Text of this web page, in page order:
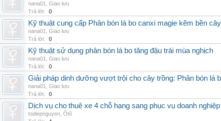
nana01
Giao lưu
Trả lời:
0
Kỹ thuật cung cấp Phân bón lá bo canxi magie kẽm bền cây
nana01
Giao lưu
Trả lời:
0
Kỹ thuật sử dụng phân bón lá bo tăng đậu trái mùa nghịch
nana01
Giao lưu
Trả lời:
0
Giải pháp dinh dưỡng vượt trội cho cây trồng: Phân bón lá
nana01
Giao lưu
Trả lời:
0
Dịch vụ cho thuê xe 4 chỗ hạng sang phục vụ doanh
todiepnguyen Ôtô